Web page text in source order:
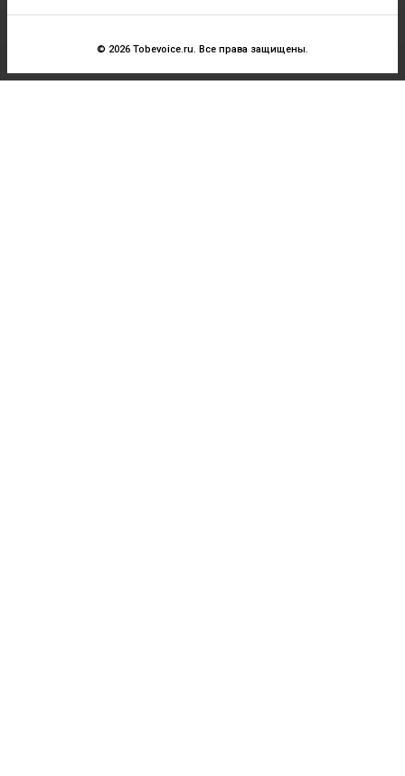
© 2026 Tobevoice.ru. Все права защищены.